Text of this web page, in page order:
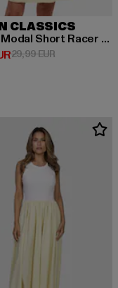
CLASSICS
Ladies Modal Short Racer Back
Preis: 15,89 EUR
29,99 EURAktionspreis: